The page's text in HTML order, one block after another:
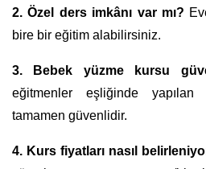
2. Özel ders imkânı var mı?
bire bir eğitim alabilirsiniz.
3. Bebek yüzme kursu
eğitmenler eşliğinde yapılan
tamamen güvenlidir.
4. Kurs fiyatları nasıl